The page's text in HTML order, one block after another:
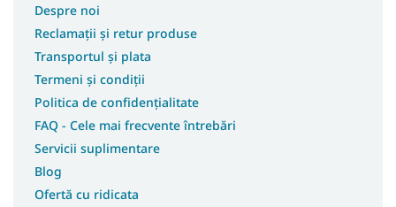
Despre noi
Reclamații și retur produse
Transportul și plata
Termeni și condiții
Politica de confidențialitate
FAQ - Cele mai frecvente întrebări
Servicii suplimentare
Blog
Ofertă cu ridicata